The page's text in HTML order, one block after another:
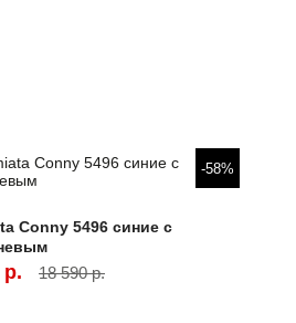
-58%
Conny 5496 синие с
р. 18 590 р.